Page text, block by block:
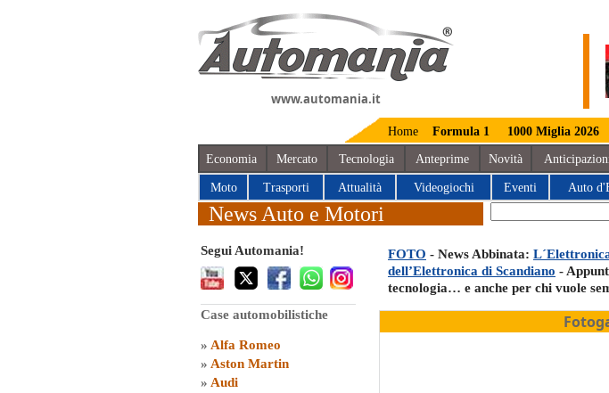
www.automania.it
Home Formula 1 1000 Miglia 2026
Economia Mercato Tecnologia Anteprime Novità
Moto Trasporti Attualità Videogiochi Eventi Auto
News Auto e Motori
Segui Automania!
Case automobilistiche
» Alfa Romeo
» Aston Martin
» Audi
FOTO - News Abbinata:
dell’Elettronica di Scandiano -
tecnologia… e anche per chi vuole